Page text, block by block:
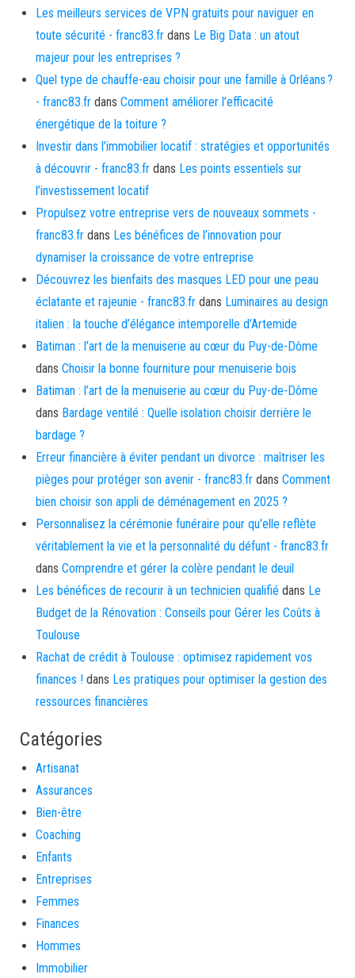
Les meilleurs services de VPN gratuits pour naviguer en
toute sécurité - franc83.fr dans Le Big Data : un atout
majeur pour les entreprises ?
Quel type de chauffe-eau choisir pour une famille à Orléans ?
- franc83.fr dans Comment améliorer l’efficacité
énergétique de la toiture ?
Investir dans l’immobilier locatif : stratégies et opportunités
à découvrir - franc83.fr dans Les points essentiels sur
l’investissement locatif
Propulsez votre entreprise vers de nouveaux sommets -
franc83.fr dans Les bénéfices de l’innovation pour
dynamiser la croissance de votre entreprise
Découvrez les bienfaits des masques LED pour une peau
éclatante et rajeunie - franc83.fr dans Luminaires au design
italien : la touche d’élégance intemporelle d’Artemide
Batiman : l’art de la menuiserie au cœur du Puy-de-Dôme
dans Choisir la bonne fourniture pour menuiserie bois
Batiman : l’art de la menuiserie au cœur du Puy-de-Dôme
dans Bardage ventilé : Quelle isolation choisir derrière le
bardage ?
Erreur financière à éviter pendant un divorce : maîtriser les
pièges pour protéger son avenir - franc83.fr dans Comment
bien choisir son appli de déménagement en 2025 ?
Personnalisez la cérémonie funéraire pour qu'elle reflète
véritablement la vie et la personnalité du défunt - franc83.fr
dans Comprendre et gérer la colère pendant le deuil
Les bénéfices de recourir à un technicien qualifié dans Le
Budget de la Rénovation : Conseils pour Gérer les Coûts à
Toulouse
Rachat de crédit à Toulouse : optimisez rapidement vos
finances ! dans Les pratiques pour optimiser la gestion des
ressources financières
Catégories
Artisanat
Assurances
Bien-être
Coaching
Enfants
Entreprises
Femmes
Finances
Hommes
Immobilier